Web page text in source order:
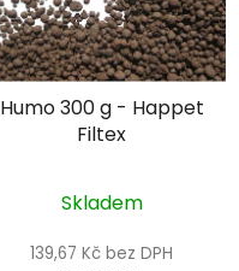
Humo 300 g - Happet
Filtex
Skladem
139,67 Kč bez DPH